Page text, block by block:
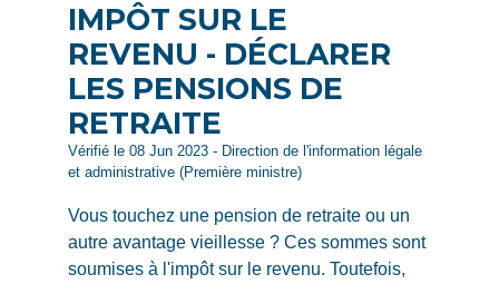
IMPÔT SUR LE
REVENU - DÉCLARER
LES PENSIONS DE
RETRAITE
Vérifié le 08 Jun 2023 - Direction de l'information légale
et administrative (Première ministre)
Vous touchez une pension de retraite ou un
autre avantage vieillesse ? Ces sommes sont
soumises à l'impôt sur le revenu. Toutefois,